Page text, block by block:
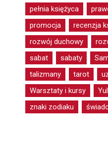
pełnia księżyca
promocja
recenzja
rozwój duchowy
sabat
sabaty
talizmany
tarot
Warsztaty i kursy
znaki zodiaku